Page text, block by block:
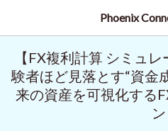
Phoenix
【FX複利計算 シミュ
験者ほど見落とす“資金
来の資産を可視化する
ン